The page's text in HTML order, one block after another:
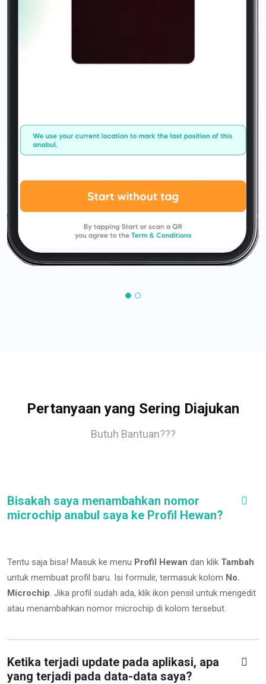
Pertanyaan yang Sering Diajukan
Butuh Bantuan???
Bisakah saya menambahkan nomor
microchip anabul saya ke Profil Hewan?
Tentu saja bisa! Masuk ke menu Profil Hewan dan klik Tambah
untuk membuat profil baru. Isi formulir, termasuk kolom No.
Microchip. Jika profil sudah ada, klik ikon pensil untuk mengedit
atau menambahkan nomor microchip di kolom tersebut.
Ketika terjadi update pada aplikasi, apa
yang terjadi pada data-data saya?